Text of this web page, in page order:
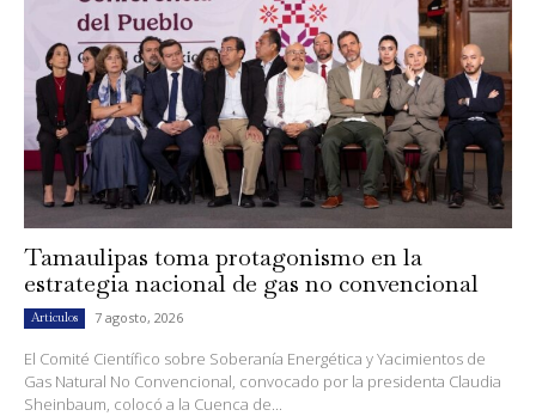
Tamaulipas toma protagonismo en la
estrategia nacional de gas no convencional
Artículos 7 agosto, 2026
El Comité Científico sobre Soberanía Energética y Yacimientos de
Gas Natural No Convencional, convocado por la presidenta Claudia
Sheinbaum, colocó a la Cuenca de...